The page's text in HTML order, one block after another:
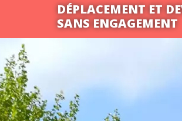
DÉPLACEMENT ET
SANS ENGAGEMENT